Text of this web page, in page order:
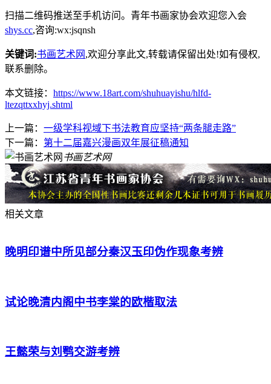
扫描二维码推送至手机访问。青年书画家协会欢迎您入会
shys.cc,咨询:wx:jsqnsh
关键词:书画艺术网 ,欢迎分享此文,转载请保留出处!如有侵权,
联系删除。
本文链接： https://www.18art.com/shuhuayishu/hlfd-
ltezqttxxhyj.shtml
上一篇： 一级学科视域下书法教育应坚持“两条腿走路”
下一篇： 第十二届嘉兴漫画双年展征稿通知
书画艺术网
相关文章
晚明印谱中所见部分秦汉玉印伪作现象考辨
试论晚清内阁中书李棠的欧楷取法
王懿荣与刘鹗交游考辨